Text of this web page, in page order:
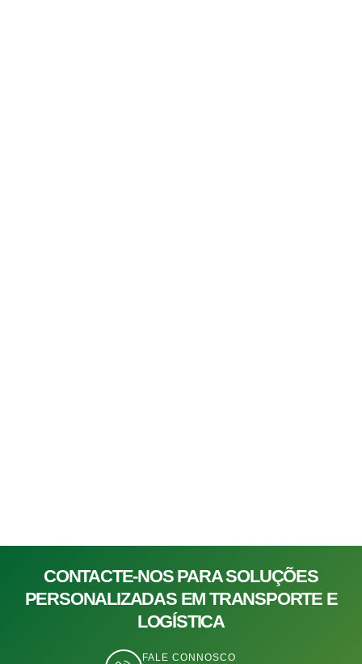
CONTACTE-NOS PARA SOLUÇÕES
PERSONALIZADAS EM TRANSPORTE E
LOGÍSTICA
FALE CONNOSCO